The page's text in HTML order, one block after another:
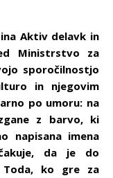
Aktiv delavk in
Ministrstvo za
sporočilnostjo
in njegovim
po umoru: na
z barvo, ki
napisana imena
da je do
Toda, ko gre za